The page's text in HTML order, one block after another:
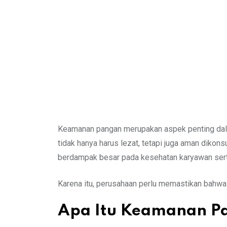
Keamanan pangan merupakan aspek penting
tidak hanya harus lezat, tetapi juga aman
berdampak besar pada kesehatan karyawan
Karena itu, perusahaan perlu memastikan
Apa Itu Keamanan